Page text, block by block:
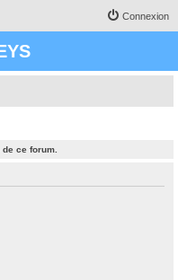
Connexion
ce forum.